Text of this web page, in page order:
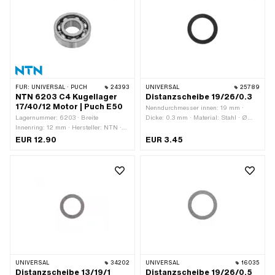
FÜR: UNIVERSAL · PUCH 24393
NTN 6203 C4 Kugellager
17/40/12 Motor | Puch E50
Lagernummer: 6203 · Breite
Innenring: 12 mm · Hersteller: NTN ·
Lagerluft: C4 · Lagerkäfig:
Rillenkugellager · Breite: 12 mm · Ø
EUR 12.90
UNIVERSAL 25789
Distanzscheibe 19/26/0.3
Nenndurchmesser innen: 19 mm ·
Dicke: 0.3 mm · Material: Stahl · Ø
Oberfläche: blank / geölt
EUR 3.45
UNIVERSAL 34202
Distanzscheibe 13/19/1
UNIVERSAL 16035
Distanzscheibe 19/26/0.5